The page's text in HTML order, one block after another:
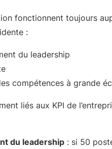
fonctionnent toujours
:
du leadership
compétences à grande
liés aux KPI de
du leadership : si 50